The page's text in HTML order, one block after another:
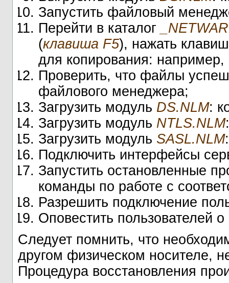
Запустить файловый
Перейти в каталог
(клавиша F5), нажать
для копирования: например,
Проверить, что файлы
файлового менеджера;
Загрузить модуль DS.NLM:
Загрузить модуль NTLS.NLM
Загрузить модуль SASL.NLM
Подключить интерфейсы
Запустить остановленные
команды по работе с
Разрешить подключение
Оповестить пользователей
Следует помнить, что
другом физическом носителе,
Процедура восстановления